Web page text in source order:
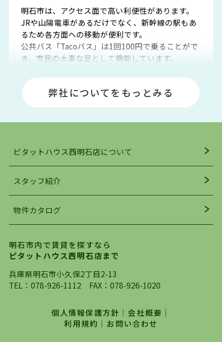
明石市は、アクセス面で高い利便性があります。
JRや山陽電車があるだけでなく、新幹線の駅もあ
るため各方面への移動が便利です。
公共バス「Tacoバス」は1回100円で乗ることがで
き、市民の大事な足として機能しています。
場や釣りスポットが多くあります。JR「大久保
駅」周辺には、ビブレ・イオンをはじめとした買
い物施設も多くあり、買い物にも困りません。
明石駅・西明石駅を中心に、明石市・神戸市西区
でお部屋探している方は、ぜひ当ＨＰにて物件を
お探しになってください。弊社は、スタッフの平
を行っており地域最大級の情報取扱量を誇ってお
ります。店頭で限られた物件をご紹介する、従来
自身でインターネットを利用し、理想のお部屋を
探していただき、選択していただいた物件情報に
対して、専門知識を持ったスタッフがサポートさ
せていただくスタイルを心がけております。私た
は、一度だけでは終わらない、お客様との末長い
お付き合いです。初めての一人暮らしから、就
職・ご結婚・売買物件の購入、などなど一生涯に
弊社についてをもっとみる
ピタットハウス西明石店について
スタッフ紹介
物件カタログ
明石市内で賃貸を探すなら
ピタットハウス西明石店まで
兵庫県明石市小久保2丁目2-13
TEL： 078-926-1112 FAX：078-926-1020
個人情報保護方針 ｜会社概要 ｜
利用規約 ｜ お問い合わせ